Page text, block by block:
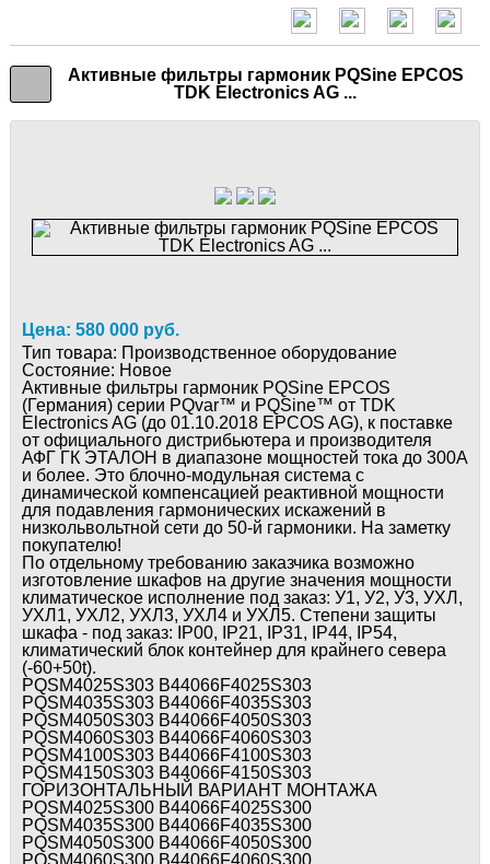
Активные фильтры гармоник PQSine EPCOS
TDK Electronics AG ...
Цена: 580 000 руб.
Тип товара: Производственное оборудование
Состояние: Новое
Активные фильтры гармоник PQSine EPCOS
(Германия) серии PQvar™ и PQSine™ от TDK
Electronics AG (до 01.10.2018 EPCOS AG), к поставке
от официального дистрибьютера и производителя
АФГ ГК ЭТАЛОН в диапазоне мощностей тока до 300А
и более. Это блочно-модульная система с
динамической компенсацией реактивной мощности
для подавления гармонических искажений в
низкольвольтной сети до 50-й гармоники. На заметку
покупателю!
По отдельному требованию заказчика возможно
изготовление шкафов на другие значения мощности
климатическое исполнение под заказ: У1, У2, У3, УХЛ,
УХЛ1, УХЛ2, УХЛ3, УХЛ4 и УХЛ5. Степени защиты
шкафа - под заказ: IP00, IP21, IP31, IP44, IP54,
климатический блок контейнер для крайнего севера
(-60+50t).
PQSM4025S303 B44066F4025S303
PQSM4035S303 B44066F4035S303
PQSM4050S303 B44066F4050S303
PQSM4060S303 B44066F4060S303
PQSM4100S303 B44066F4100S303
PQSM4150S303 B44066F4150S303
ГОРИЗОНТАЛЬНЫЙ ВАРИАНТ МОНТАЖА
PQSM4025S300 B44066F4025S300
PQSM4035S300 B44066F4035S300
PQSM4050S300 B44066F4050S300
PQSM4060S300 B44066F4060S300